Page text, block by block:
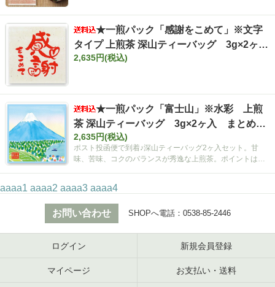
★一煎パック「感謝をこめて」※文字
タイプ 上煎茶 深山ティーバッグ 3g×2ヶ
入 まとめ買いセット【ポスト投函便・送料
2,635円(税込)
★一煎パック「富士山」※水彩 上煎
茶 深山ティーバッグ 3g×2ヶ入 まとめ買
いセット【ポスト投函便・送料込み】
2,635円(税込)
ポスト投函便で到着♪深山ティーバッグ2ヶ入セット。甘
味、苦味、コクのバランスが秀逸な上煎茶。ポイントは空
aaaa1 aaaa2 aaaa3 aaaa4
お問い合わせ SHOPへ電話： 0538-85-2446
ログイン 新規会員登録
マイページ お支払い・送料